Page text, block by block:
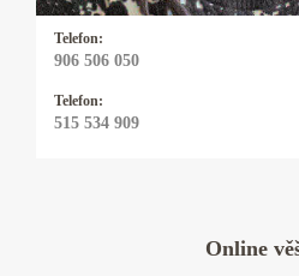
Telefon:
906 506 050
Telefon:
515 534 909
důstojný,
Online